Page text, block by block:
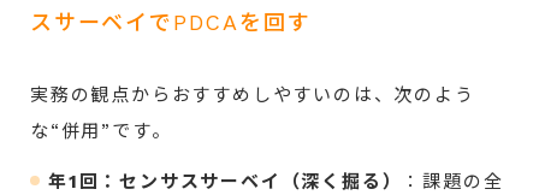
スサーベイでPDCAを回す
実務の観点からおすすめしやすいのは、次のよう
な“併用”です。
年1回：センサスサーベイ（深く掘る）
：課題の全